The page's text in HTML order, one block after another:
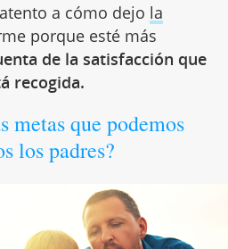
a cómo dejo la
porque esté más
de la satisfacción que
recogida.
metas que podemos
los padres?